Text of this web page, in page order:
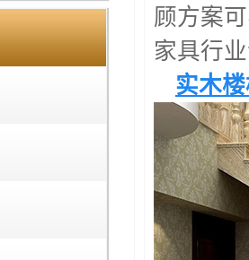
顾方案
家具行
实木